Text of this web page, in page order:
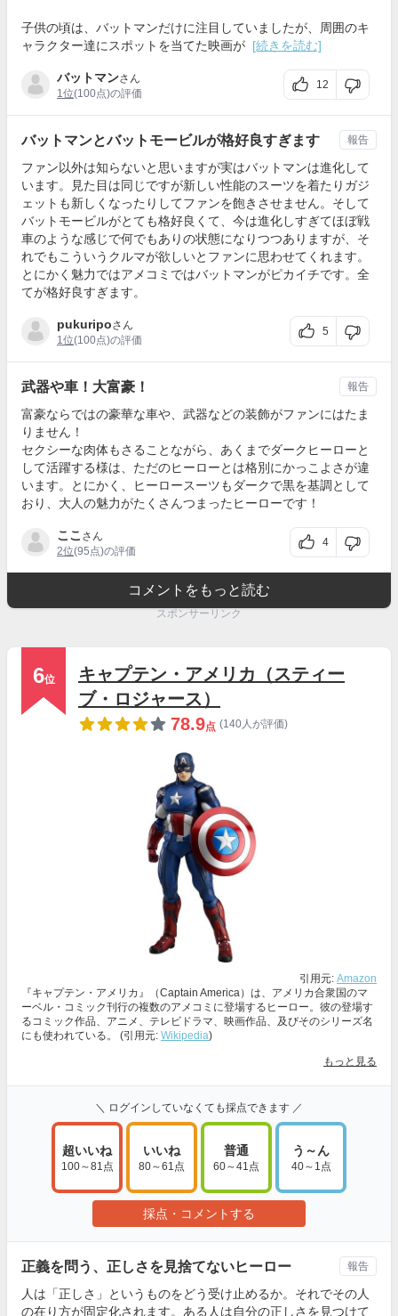
子供の頃は、バットマンだけに注目していましたが、周囲のキ
ャラクター達にスポットを当てた映画が [続きを読む]
バットマンさん
1位(100点)の評価
12
バットマンとバットモービルが格好良すぎます
ファン以外は知らないと思いますが実はバットマンは進化して
います。見た目は同じですが新しい性能のスーツを着たりガジ
ェットも新しくなったりしてファンを飽きさせません。そして
バットモービルがとても格好良くて、今は進化しすぎてほぼ戦
車のような感じで何でもありの状態になりつつありますが、そ
れでもこういうクルマが欲しいとファンに思わせてくれます。
とにかく魅力ではアメコミではバットマンがピカイチです。全
てが格好良すぎます。
pukuripoさん
1位(100点)の評価
5
報告
武器や車！大富豪！
富豪ならではの豪華な車や、武器などの装飾がファンにはたま
りません！
セクシーな肉体もさることながら、あくまでダークヒーローと
して活躍する様は、ただのヒーローとは格別にかっこよさが違
います。とにかく、ヒーロースーツもダークで黒を基調として
おり、大人の魅力がたくさんつまったヒーローです！
ここ さん
2位(95点)の評価
4
報告
コメントをもっと読む
スポンサーリンク
6位
キャプテン・アメリカ（スティー
ブ・ロジャース）
78.9点 (140人が評価)
引用元: Amazon
『キャプテン・アメリカ』（Captain America）は、アメリカ合衆国のマ
ーベル・コミック刊行の複数のアメコミに登場するヒーロー。彼の登場す
るコミック作品、アニメ、テレビドラマ、映画作品、及びそのシリーズ名
にも使われている。 (引用元: Wikipedia)
もっと見る
＼ ログインしていなくても採点できます ／
超いいね
100～81点
いいね
80～61点
普通
60～41点
う～ん
40～1点
採点・コメントする
正義を問う、正しさを見捨てないヒーロー
人は「正しさ」というものをどう受け止めるか。それでその人
の在り方が固定化されます。ある人は自分の正しさを見つけて
報告